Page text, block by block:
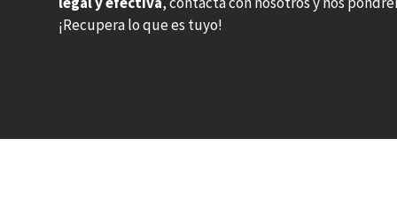
¡Recupera lo que es tuyo!